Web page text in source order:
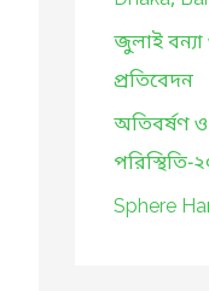
জুলাই বন্যা
প্রতিবেদন
অতিবর্ষণ
পরিস্থিতি-
Sphere